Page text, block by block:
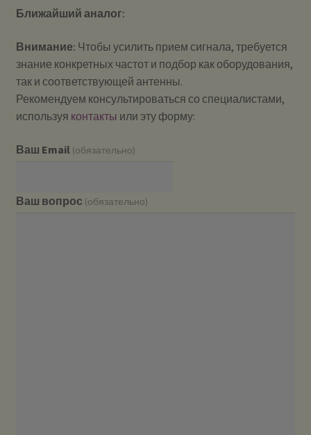
Ближайший аналог:
Внимание: Чтобы усилить прием сигнала, требуется
знание конкретных частот и подбор как оборудования,
так и соответствующей антенны.
Рекомендуем консультироваться со специалистами,
используя контакты или эту форму:
Ваш Email (обязательно)
Ваш вопрос (обязательно)